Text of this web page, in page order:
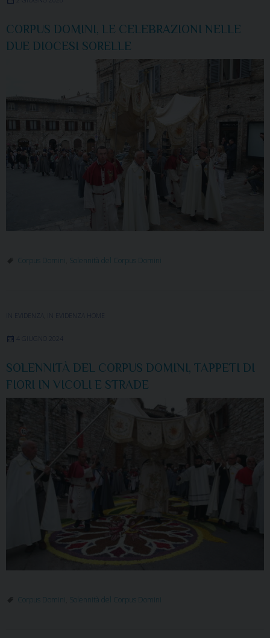
CORPUS DOMINI, LE CELEBRAZIONI NELLE
DUE DIOCESI SORELLE
Corpus Domini Solennità del Corpus Domini
IN EVIDENZA IN EVIDENZA HOME
4 GIUGNO 2024
SOLENNITÀ DEL CORPUS DOMINI, TAPPETI DI
FIORI IN VICOLI E STRADE
Corpus Domini Solennità del Corpus Domini